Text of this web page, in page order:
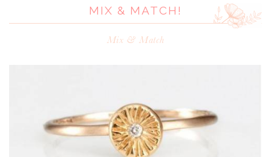
BLOG
FORNECEDORES RECOMENDADOS
ANUNCIE CONNOSCO
MIX & MATCH!
Mix & Match